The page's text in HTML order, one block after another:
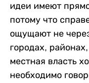
идеи имеют
потому что
ощущают не
городах,
местная власть
необходимо